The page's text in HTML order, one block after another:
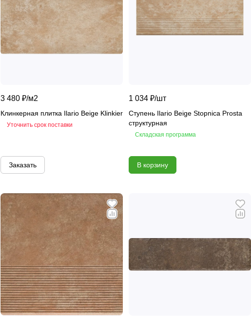
3 480 ₽/м2
Клинкерная плитка Ilario Beige Klinkier
Уточнить срок поставки
Заказать
1 034 ₽/шт
Ступень Ilario Beige Stopnica Prosta
структурная
Складская программа
В корзину